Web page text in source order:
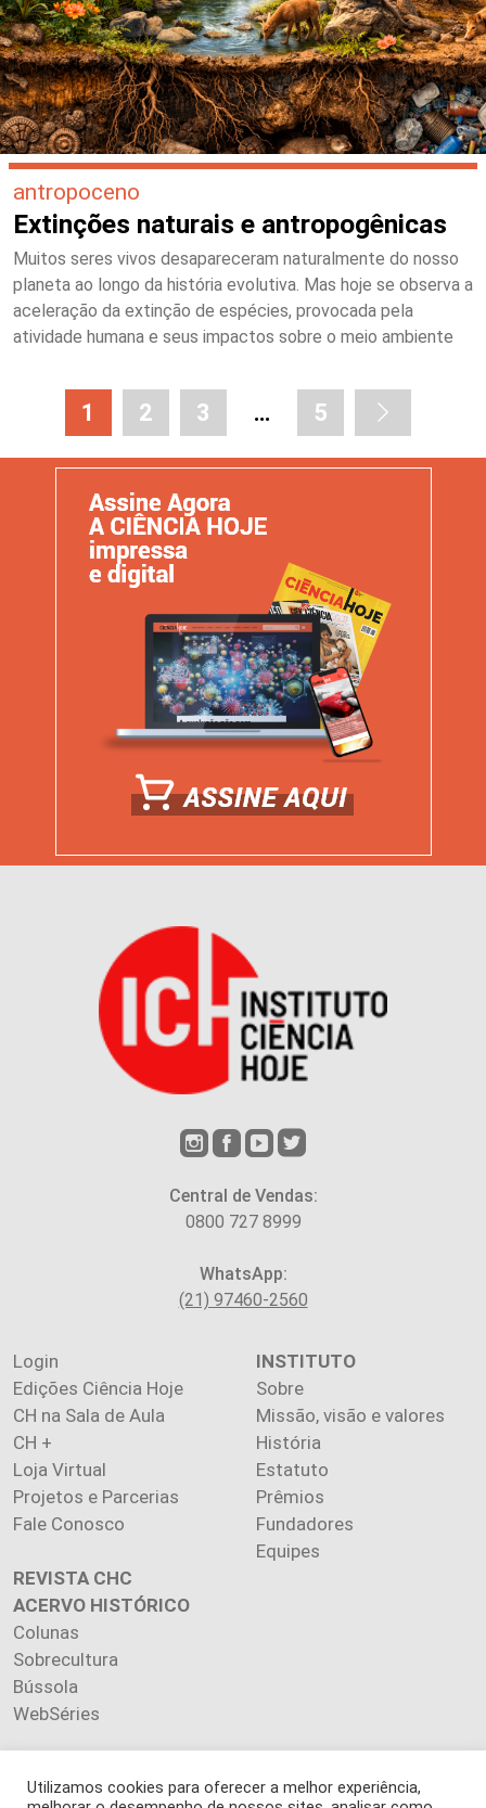
antropoceno
Extinções naturais e antropogênicas
Muitos seres vivos desapareceram naturalmente do nosso
planeta ao longo da história evolutiva. Mas hoje se observa a
aceleração da extinção de espécies, provocada pela
atividade humana e seus impactos sobre o meio ambiente
1 2 3 … 5
Central de Vendas:
0800 727 8999
WhatsApp:
(21) 97460-2560
Login
Edições Ciência Hoje
CH na Sala de Aula
CH +
Loja Virtual
Projetos e Parcerias
Fale Conosco
INSTITUTO
Sobre
Missão, visão e valores
História
Estatuto
Prêmios
Fundadores
Equipes
REVISTA CHC
ACERVO HISTÓRICO
Colunas
Sobrecultura
Bússola
WebSéries
Utilizamos cookies para oferecer a melhor experiência,